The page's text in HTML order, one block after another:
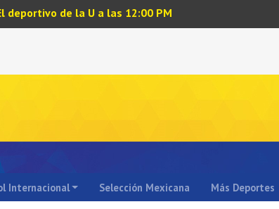
deportivo de la U a las 12:00 PM
Internacional Selección Mexicana Más Deportes